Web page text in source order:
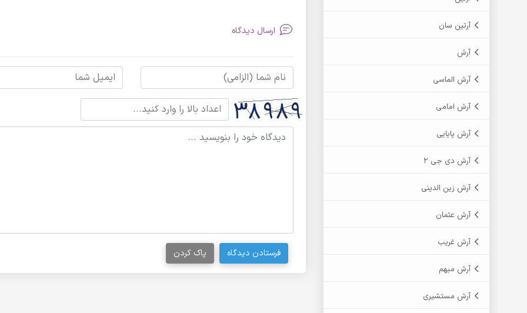
آرتین سان
آرش
آرش الماسی
آرش امامی
آرش پایایی
آرش دی جی 2
آرش زین الدینی
آرش عثمان
آرش غریب
آرش مبهم
آرش مستشیری
ارسال دیدگاه
فرستادن دیدگاه پاک کردن